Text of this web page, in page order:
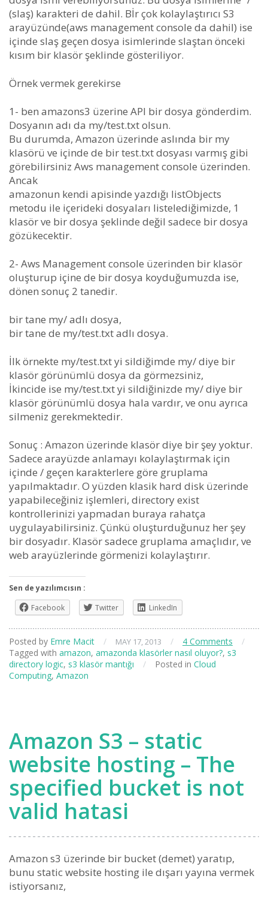
(slaş) karakteri de dahil. Bİr çok kolaylaştırıcı S3
arayüzünde(aws management console da dahil) ise
içinde slaş geçen dosya isimlerinde slaştan önceki
kısım bir klasör şeklinde gösteriliyor.
Örnek vermek gerekirse
1- ben amazons3 üzerine API bir dosya gönderdim.
Dosyanın adı da my/test.txt olsun.
Bu durumda, Amazon üzerinde aslında bir my
klasörü ve içinde de bir test.txt dosyası varmış gibi
görebilirsiniz Aws management console üzerinden.
Ancak
amazonun kendi apisinde yazdığı listObjects
metodu ile içerideki dosyaları listelediğimizde, 1
klasör ve bir dosya şeklinde değil sadece bir dosya
gözükecektir.
2- Aws Management console üzerinden bir klasör
oluşturup içine de bir dosya koyduğumuzda ise,
dönen sonuç 2 tanedir.
bir tane my/ adlı dosya,
bir tane de my/test.txt adlı dosya.
İlk örnekte my/test.txt yi sildiğimde my/ diye bir
klasör görünümlü dosya da görmezsiniz,
İkincide ise my/test.txt yi sildiğinizde my/ diye bir
klasör görünümlü dosya hala vardır, ve onu ayrıca
silmeniz gerekmektedir.
Sonuç : Amazon üzerinde klasör diye bir şey yoktur.
Sadece arayüzde anlamayı kolaylaştırmak için
içinde / geçen karakterlere göre gruplama
yapılmaktadır. O yüzden klasik hard disk üzerinde
yapabileceğiniz işlemleri, directory exist
kontrollerinizi yapmadan buraya rahatça
uygulayabilirsiniz. Çünkü oluşturduğunuz her şey
bir dosyadır. Klasör sadece gruplama amaçlıdır, ve
web arayüzlerinde görmenizi kolaylaştırır.
Sen de yazılımcısın :
Facebook
Twitter LinkedIn
Posted by Emre Macit / MAY 17, 2013 / 4 Comments
/
Tagged with amazon, amazonda klasörler nasıl oluyor?, s3
directory logic, s3 klasör mantığı / Posted in Cloud
Computing, Amazon
Amazon S3 – static
website hosting – The
specified bucket is not
valid hatasi
Amazon s3 üzerinde bir bucket (demet) yaratıp,
bunu static website hosting ile dışarı yayına vermek
istiyorsanız,